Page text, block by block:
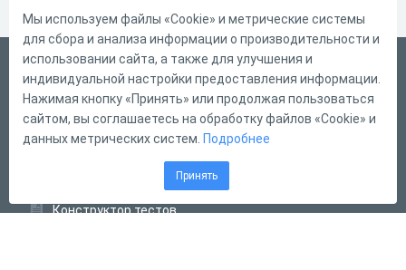
Русский
Справка
Форма обратной связи
Конструктор тестов
Мы используем файлы «Cookie» и метрические системы
для сбора и анализа информации о производительности и
использовании сайта, а также для улучшения и
индивидуальной настройки предоставления информации.
Нажимая кнопку «Принять» или продолжая пользоваться
сайтом, вы соглашаетесь на обработку файлов «Cookie» и
данных метрических систем. Подробнее
Принять